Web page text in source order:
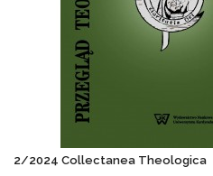
2/2024 Collectanea Theologica